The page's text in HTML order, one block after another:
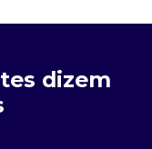
dizem